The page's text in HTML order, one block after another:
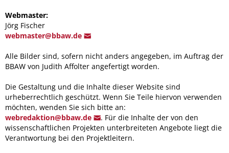
Webmaster:
Jörg Fischer
webmaster@bbaw.de
Alle Bilder sind, sofern nicht anders angegeben, im Auftrag der
BBAW von Judith Affolter angefertigt worden.
Die Gestaltung und die Inhalte dieser Website sind
urheberrechtlich geschützt. Wenn Sie Teile hiervon verwenden
möchten, wenden Sie sich bitte an:
webredaktion@bbaw.de
. Für die Inhalte der von den
wissenschaftlichen Projekten unterbreiteten Angebote liegt die
Verantwortung bei den Projektleitern.